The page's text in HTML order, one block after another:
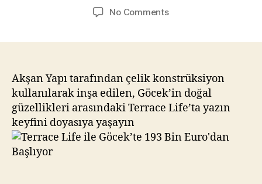
No Commentson
193
Bin
Euro’dan
Başlıyor
Akşan Yapı tarafından çelik konstrüksiyon
kullanılarak inşa edilen, Göcek’in doğal
güzellikleri arasındaki Terrace Life’ta yazın
keyfini doyasıya yaşayın